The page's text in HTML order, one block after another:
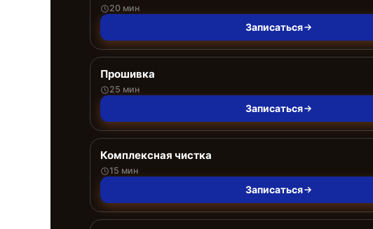
20 мин
Записаться
Прошивка
25 мин
Записаться
Комплексная чистка
15 мин
Записаться